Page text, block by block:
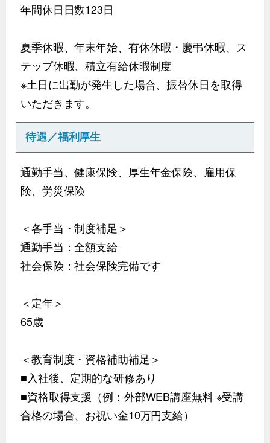
年間休日日数123日
夏季休暇、年末年始、有休休暇・慶弔休暇、ス
テップ休暇、積立有給休暇制度
※土日に出勤が発生した場合、振替休日を取得
いただきます。
待遇／福利厚生
通勤手当、健康保険、厚生年金保険、雇用保
険、労災保険
＜各手当・制度補足＞
通勤手当：全額支給
社会保険：社会保険完備です
＜定年＞
65歳
＜教育制度・資格補助補足＞
■入社後、定期的な研修あり
■資格取得支援（例：外部WEB講座無料 ※受講
合格の場合、お祝い金10万円支給）